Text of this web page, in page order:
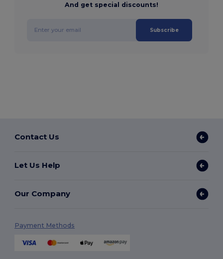
And get special discounts!
Subscribe
Contact Us
Let Us Help
Our Company
Payment Methods